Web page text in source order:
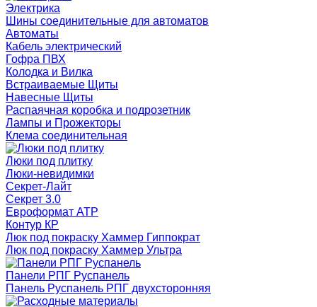
Электрика
Шины соединительные для автоматов
Автоматы
Кабель электрический
Гофра ПВХ
Колодка и Вилка
Встраиваемые Щиты
Навесные Щиты
Распаячная коробка и подрозетник
Лампы и Прожекторы
Клема соединительная
Люки под плитку
Люки-невидимки
Секрет-Лайт
Секрет 3.0
Евроформат АТР
Контур КР
Люк под покраску Хаммер Гиппократ
Люк под покраску Хаммер Ультра
Панели РПГ Руспанель
Панель Руспанель РПГ двухсторонняя